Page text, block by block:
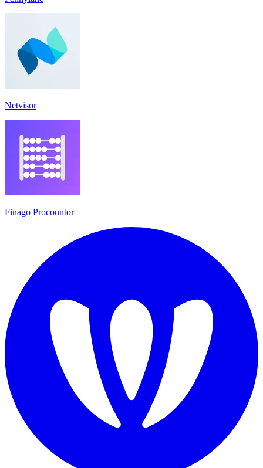
Netvisor
Finago Procountor